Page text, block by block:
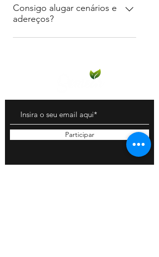
locação a equipe Semear está
aberta para negociar valores.
Consigo alugar cenários e
adereços?
Havendo disponibilidade para a
Participar